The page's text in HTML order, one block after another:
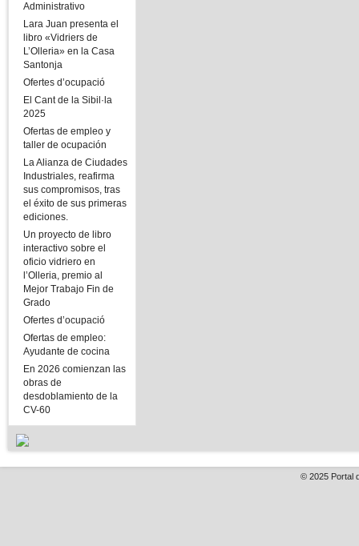
Administrativo
Lara Juan presenta el
libro «Vidriers de
L’Olleria» en la Casa
Santonja
Ofertes d’ocupació
El Cant de la Sibil·la
2025
Ofertas de empleo y
taller de ocupación
La Alianza de Ciudades
Industriales, reafirma
sus compromisos, tras
el éxito de sus primeras
ediciones.
Un proyecto de libro
interactivo sobre el
oficio vidriero en
l’Olleria, premio al
Mejor Trabajo Fin de
Grado
Ofertes d’ocupació
Ofertas de empleo:
Ayudante de cocina
En 2026 comienzan las
obras de
desdoblamiento de la
CV-60
© 2025 Portal